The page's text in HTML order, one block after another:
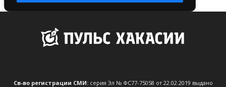
Св-во регистрации СМИ:серия Эл № ФС77-75058 от 22.02.2019 выдано